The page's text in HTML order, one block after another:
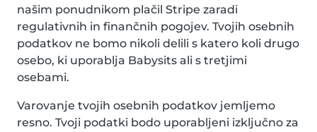
našim ponudnikom plačil Stripe zaradi
regulativnih in finančnih pogojev. Tvojih osebnih
podatkov ne bomo nikoli delili s katero koli drugo
osebo, ki uporablja Babysits ali s tretjimi
osebami.
Varovanje tvojih osebnih podatkov jemljemo
resno. Tvoji podatki bodo uporabljeni izključno za